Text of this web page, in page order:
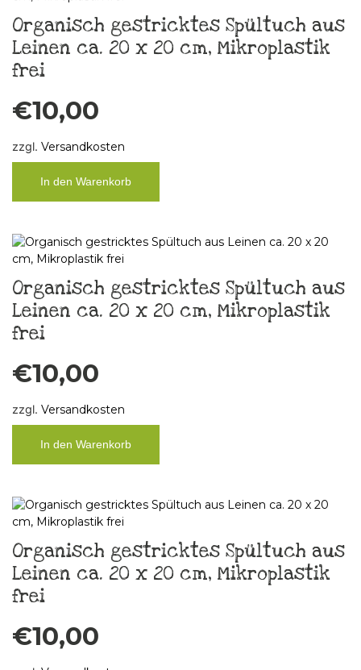
Organisch gestricktes Spültuch aus
Leinen ca. 20 x 20 cm, Mikroplastik
frei
€10,00
zzgl. Versandkosten
In den Warenkorb
Organisch gestricktes Spültuch aus
Leinen ca. 20 x 20 cm, Mikroplastik
frei
€10,00
zzgl. Versandkosten
In den Warenkorb
Organisch gestricktes Spültuch aus
Leinen ca. 20 x 20 cm, Mikroplastik
frei
€10,00